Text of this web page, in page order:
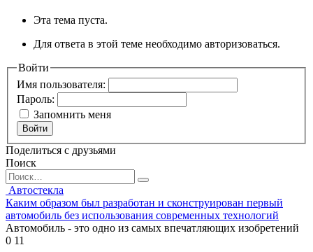
Эта тема пуста.
Для ответа в этой теме необходимо авторизоваться.
Войти
Имя пользователя:
Пароль:
Запомнить меня
Войти
Поделиться с друзьями
Поиск
Search
for:
Автостекла
Каким образом был разработан и сконструирован первый
автомобиль без использования современных технологий
Автомобиль - это одно из самых впечатляющих изобретений
0 11